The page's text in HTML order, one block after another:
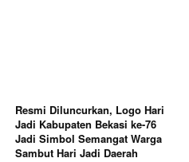
Resmi Diluncurkan, Logo Hari
Jadi Kabupaten Bekasi ke-76
Jadi Simbol Semangat Warga
Sambut Hari Jadi Daerah